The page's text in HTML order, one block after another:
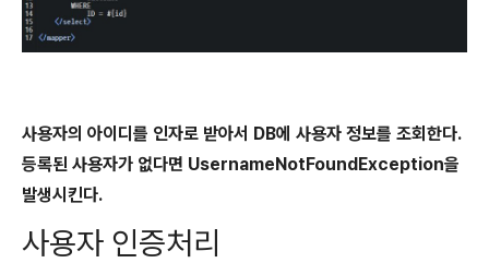
사용자의 아이디를 인자로 받아서 DB에 사용자 정보를 조회한다.
등록된 사용자가 없다면 UsernameNotFoundException을
발생시킨다.
사용자 인증처리